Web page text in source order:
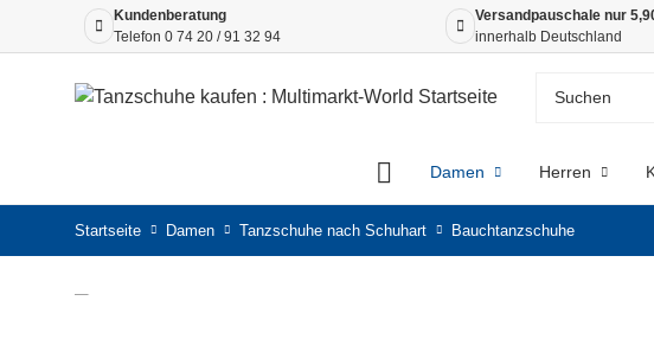
Kundenberatung
Telefon 0 74 20 / 91 32 94
Versandpauschale nur
innerhalb Deutschland
Damen Herren
Startseite Damen Tanzschuhe nach Schuhart Bauchtanzschuhe